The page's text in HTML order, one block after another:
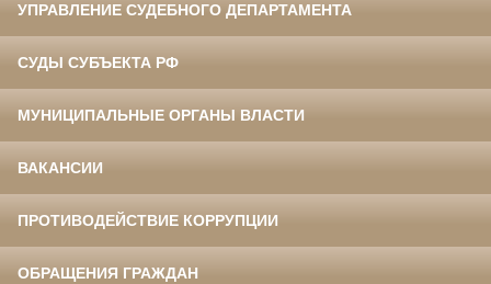
УПРАВЛЕНИЕ СУДЕБНОГО ДЕПАРТАМЕНТА
СУДЫ СУБЪЕКТА РФ
МУНИЦИПАЛЬНЫЕ ОРГАНЫ ВЛАСТИ
ВАКАНСИИ
ПРОТИВОДЕЙСТВИЕ КОРРУПЦИИ
ОБРАЩЕНИЯ ГРАЖДАН